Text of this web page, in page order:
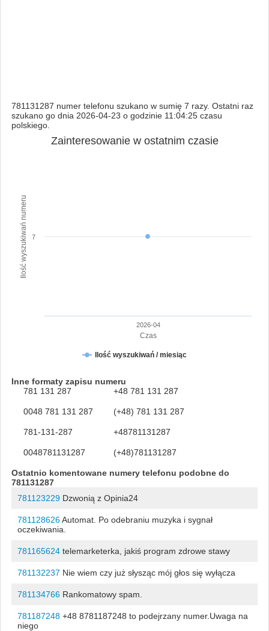
781131287 numer telefonu szukano w sumię 7 razy. Ostatni raz
szukano go dnia 2026-04-23 o godzinie 11:04:25 czasu
polskiego.
Czas
Ilość wyszukiwań numeru
Zainteresowanie w ostatnim czasie
Ilość wyszukiwań / miesiąc
2026-04
7
Inne formaty zapisu numeru
781 131 287
+48 781 131 287
0048 781 131 287 (+48) 781 131 287
781-131-287 +48781131287
0048781131287 (+48)781131287
Ostatnio komentowane numery telefonu podobne do
781131287
781123229Dzwonią z Opinia24
781128626Automat. Po odebraniu muzyka i sygnał
oczekiwania.
781165624telemarketerka, jakiś program zdrowe stawy
781132237 Nie wiem czy już słysząc mój głos się wyłącza
781134766Rankomatowy spam.
781187248+48 8781187248 to podejrzany numer.Uwaga na
niego